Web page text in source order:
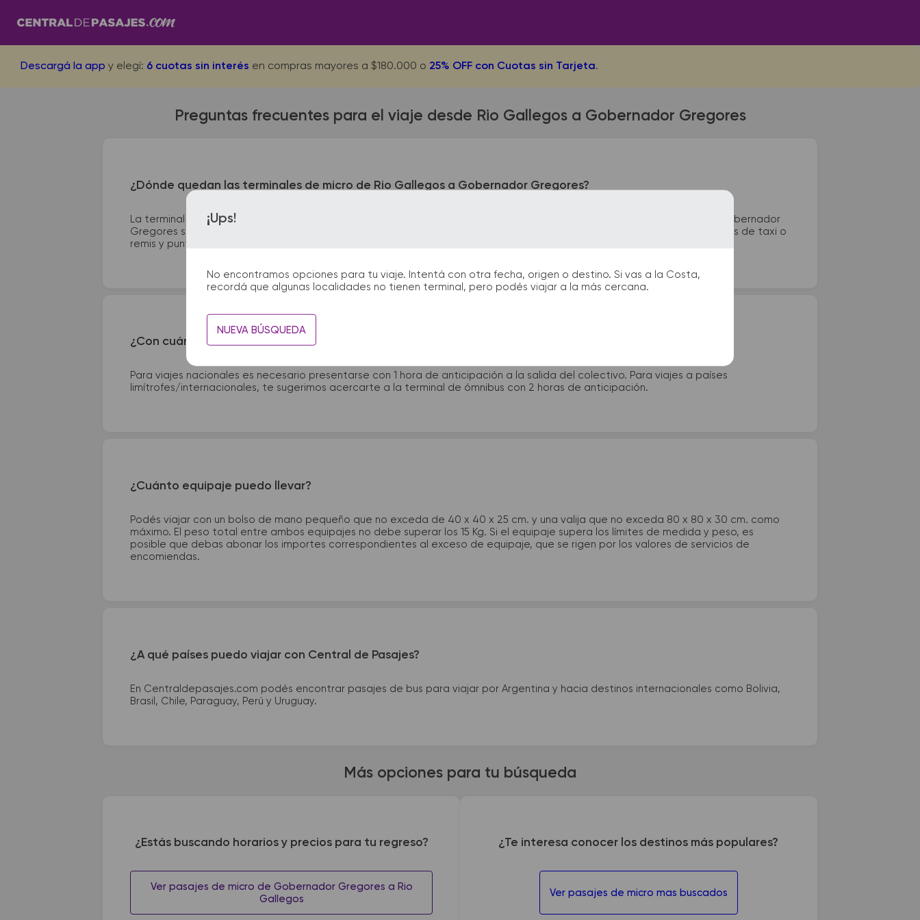
Descargá la app y elegí: 6 cuotas sin interés en compras mayores a $180.000 o 25% OFF con Cuotas sin Tarjeta.
¡Ups!
No encontramos opciones para tu viaje. Intentá con otra fecha, origen o destino. Si vas a la Costa,
recordá que algunas localidades no tienen terminal, pero podés viajar a la más cercana.
NUEVA BÚSQUEDA
Preguntas frecuentes para el viaje desde Rio Gallegos a Gobernador Gregores
¿Dónde quedan las terminales de micro de Rio Gallegos a Gobernador Gregores?
La terminal de ómnibus de Rio Gallegos queda ubicada en Terminal - Eva Perón y Ruta 3. La terminal de colectivos de Gobernador
Gregores se encuentra en Ruta Provincial 27 km 175. En las terminales de bus podrás encontrar kioscos, sanitarios, paradas de taxi o
remis y puntos de información que te facilitarán la partida y el arribo durante tu viaje.
¿Con cuánta anticipación debo presentarme en la terminal de micros?
Para viajes nacionales es necesario presentarse con 1 hora de anticipación a la salida del colectivo. Para viajes a países
limítrofes/internacionales, te sugerimos acercarte a la terminal de ómnibus con 2 horas de anticipación.
¿Cuánto equipaje puedo llevar?
Podés viajar con un bolso de mano pequeño que no exceda de 40 x 40 x 25 cm. y una valija que no exceda 80 x 80 x 30 cm. como
máximo. El peso total entre ambos equipajes no debe superar los 15 Kg. Si el equipaje supera los límites de medida y peso, es
posible que debas abonar los importes correspondientes al exceso de equipaje, que se rigen por los valores de servicios de
encomiendas.
¿A qué países puedo viajar con Central de Pasajes?
En Centraldepasajes.com podés encontrar pasajes de bus para viajar por Argentina y hacia destinos internacionales como Bolivia,
Brasil, Chile, Paraguay, Perú y Uruguay.
Más opciones para tu búsqueda
¿Estás buscando horarios y precios para tu regreso?
Ver pasajes de micro de Gobernador Gregores a Rio
Gallegos
¿Te interesa conocer los destinos más populares?
Ver pasajes de micro mas buscados